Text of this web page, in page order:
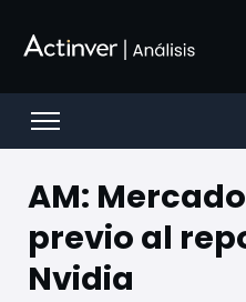
Open menu
AM:
previo al
Nvidia